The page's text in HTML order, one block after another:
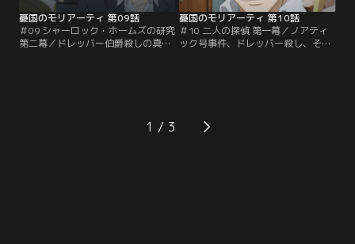
憂国のモリアーティ 第09話
＃09 シャーロック・ホームズの研究
第二幕／ドレッバー伯爵殺しの真犯
真犯人を突き止める。犯行を認めた
真犯人からシャーロックはある奇妙
憂国のモリアーティ 第10話
＃10 二人の探偵 第一幕／ノアティ
ック号事件、ドレッバー殺し、その
してしまう。そんな帰路の列車の中
で、偶然にもウィリアムと再会す
1